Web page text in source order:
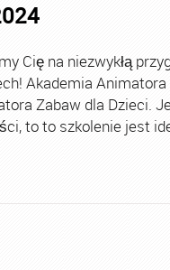
Cię na niezwykłą
Akademia
Zabaw dla Dzieci.
to to szkolenie jest